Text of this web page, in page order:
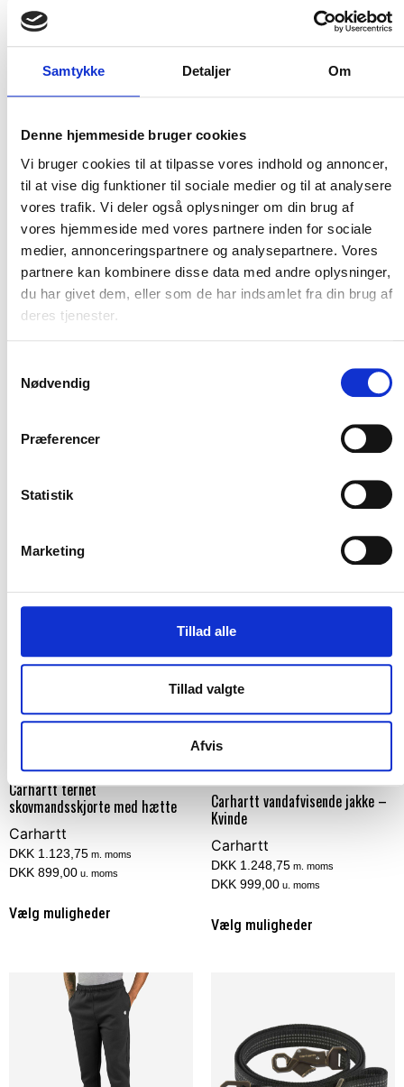
Samtykke Detaljer Om
Denne hjemmeside bruger cookies
Vi bruger cookies til at tilpasse vores indhold og annoncer,
til at vise dig funktioner til sociale medier og til at analysere
vores trafik. Vi deler også oplysninger om din brug af
vores hjemmeside med vores partnere inden for sociale
medier, annonceringspartnere og analysepartnere. Vores
partnere kan kombinere disse data med andre oplysninger,
du har givet dem, eller som de har indsamlet fra din brug af
deres tjenester.
Nødvendig
Præferencer
Statistik
Marketing
Tillad alle
Tillad valgte
Afvis
Carhartt t-shirt med
brystlomme – Kvinde
Carhartt
DKK 436,25m. moms
Vælg muligheder
Carhartt canvas coverall –
Carhartt
DKK 1.373,75 m. moms
Vælg muligheder
Carhartt
Flere varianter
Carhartt flannel plaid skjorte –
Carhartt ternet
skovmandsskjorte med hætte
Carhartt
DKK 1.123,75 m. moms
DKK 899,00 u. moms
Vælg muligheder
Carhartt vandafvisende jakke –
Kvinde
Carhartt
DKK 1.248,75 m. moms
DKK 999,00 u. moms
Vælg muligheder